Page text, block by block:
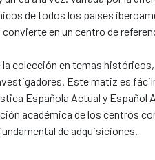
de todos los países
en un centro de
colección en temas
Este matiz es
Española Actual y Español
académica de los centros
de adquisiciones.